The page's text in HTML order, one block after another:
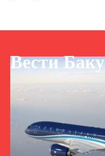
Вести Баку